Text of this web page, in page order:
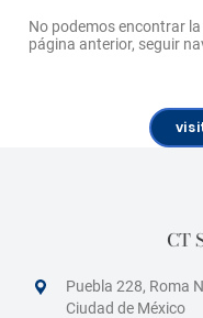
No podemos encontrar
página anterior, seguir
CT
Puebla 228, Roma
Ciudad de México